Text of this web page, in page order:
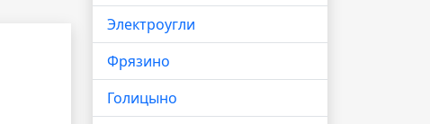
Электроугли
Фрязино
Голицыно